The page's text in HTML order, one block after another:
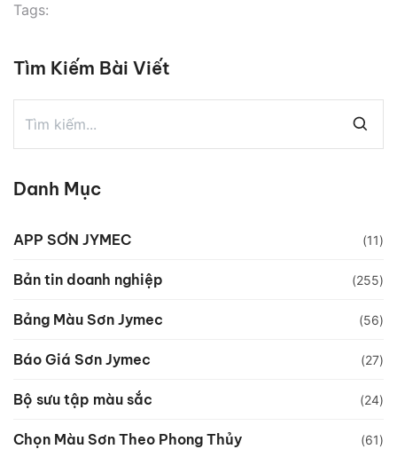
Tags:
Tìm Kiếm Bài Viết
Danh Mục
APP SƠN JYMEC (11)
Bản tin doanh nghiệp (255)
Bảng Màu Sơn Jymec (56)
Báo Giá Sơn Jymec (27)
Bộ sưu tập màu sắc (24)
Chọn Màu Sơn Theo Phong Thủy (61)